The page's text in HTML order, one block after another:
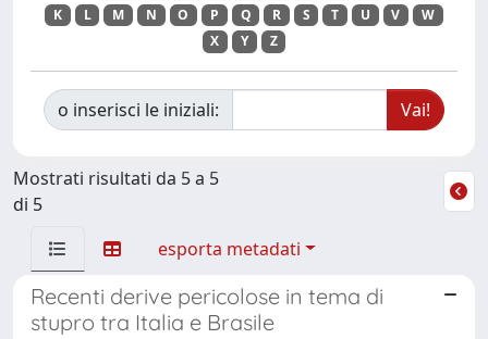
K
L M N O P Q R S T U V
W
X
Y Z
o inserisci le iniziali:
Mostrati risultati da 5 a 5
di 5
esporta metadati
Recenti derive pericolose in tema di
stupro tra Italia e Brasile